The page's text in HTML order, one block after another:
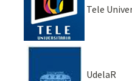
Tele
UdelaR